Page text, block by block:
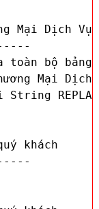
Mại Dịch
bộ bảng
Mại
khách